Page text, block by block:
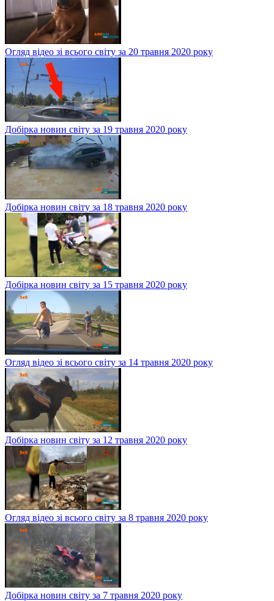
Огляд відео зі всього світу за 20 травня 2020 року
Добірка новин світу за 19 травня 2020 року
Добірка новин світу за 18 травня 2020 року
Добірка новин світу за 15 травня 2020 року
Огляд відео зі всього світу за 14 травня 2020 року
Добірка новин світу за 12 травня 2020 року
Огляд відео зі всього світу за 8 травня 2020 року
Добірка новин світу за 7 травня 2020 року